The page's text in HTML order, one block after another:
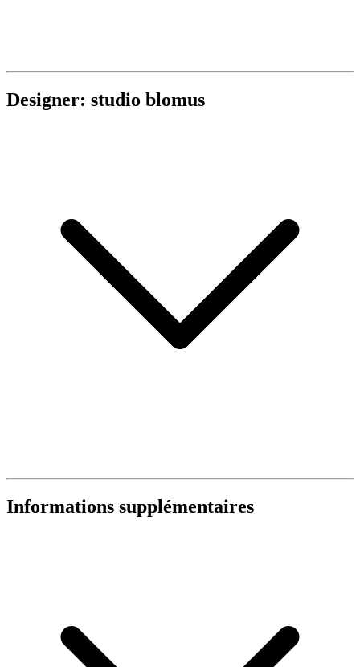
Designer: studio blomus
Informations supplémentaires